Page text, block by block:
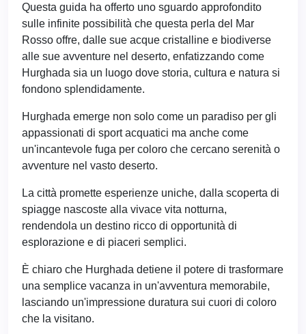
Questa guida ha offerto uno sguardo approfondito
sulle infinite possibilità che questa perla del Mar
Rosso offre, dalle sue acque cristalline e biodiverse
alle sue avventure nel deserto, enfatizzando come
Hurghada sia un luogo dove storia, cultura e natura si
fondono splendidamente.
Hurghada emerge non solo come un paradiso per gli
appassionati di sport acquatici ma anche come
un'incantevole fuga per coloro che cercano serenità o
avventure nel vasto deserto.
La città promette esperienze uniche, dalla scoperta di
spiagge nascoste alla vivace vita notturna,
rendendola un destino ricco di opportunità di
esplorazione e di piaceri semplici.
È chiaro che Hurghada detiene il potere di trasformare
una semplice vacanza in un'avventura memorabile,
lasciando un'impressione duratura sui cuori di coloro
che la visitano.